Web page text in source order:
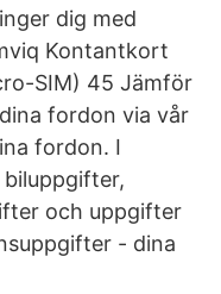
dig med
Kontantkort
SIM) 45 Jämför
fordon via vår
fordon. I
och uppgifter
- dina